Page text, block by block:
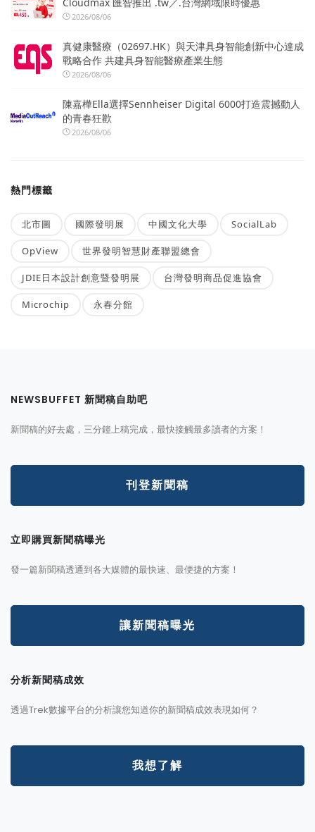
2026/08/06
真健康醫療（02697.HK）與天津具身智能創新中心達成
戰略合作 共建具身智能醫療產業生態
2026/08/06
陳嘉樺Ella選擇Sennheiser Digital 6000打造震撼動人
的青春狂歡
2026/08/06
熱門標籤
北市圖 國際發明展 中國文化大學 SocialLab
OpView 世界發明智慧財產聯盟總會
JDIE日本設計創意暨發明展 台灣發明商品促進協會
Microchip 永春分館
NEWSBUFFET 新聞稿自助吧
新聞稿的好去處，三分鐘上稿完成，最快接觸最多讀者的方案！
刊登新聞稿
立即購買新聞稿曝光
發一篇新聞稿透通到各大媒體的最快速、最便捷的方案！
讓新聞稿曝光
分析新聞稿成效
透過Trek數據平台的分析讓您知道你的新聞稿成效表現如何？
我想了解